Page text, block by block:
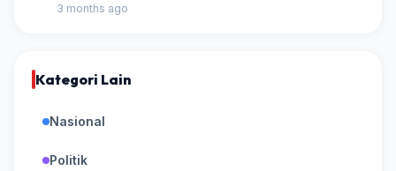
3 months ago
Kategori Lain
Nasional
Politik